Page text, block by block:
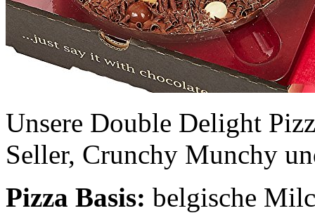
Unsere Double Delight
Seller, Crunchy Munchy
Pizza Basis: belgische